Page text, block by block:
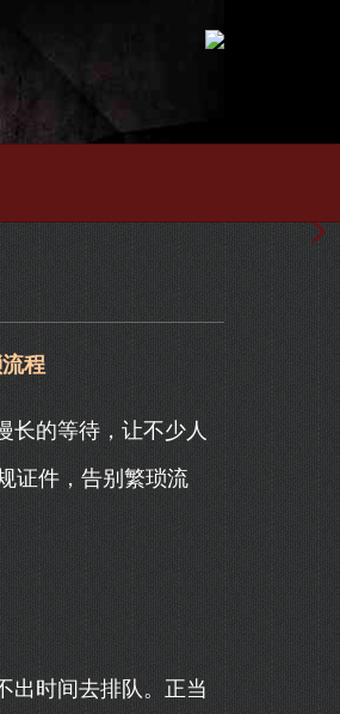
程
长的等待，让不少人
证件，告别繁琐流
出时间去排队。正当